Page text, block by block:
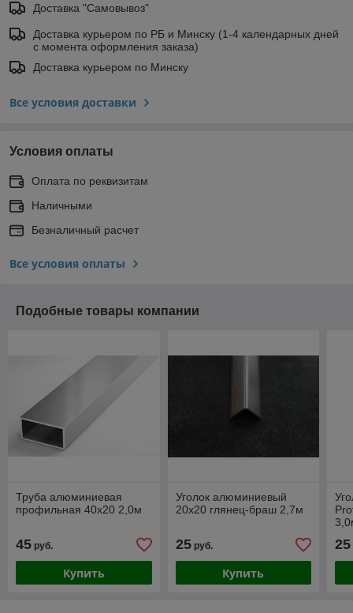
Доставка "Самовывоз"
Доставка курьером по РБ и Минску (1-4 календарных дней
с момента оформления заказа)
Доставка курьером по Минску
Все условия доставки
Условия оплаты
Оплата по реквизитам
Наличными
Безналичный расчет
Все условия оплаты
Подобные товары компании
Труба алюминиевая
профильная 40х20 2,0м
45 руб.
Купить
Уголок алюминиевый
20х20 глянец-браш 2,7м
25руб.
Купить
25